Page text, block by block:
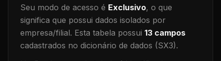
Seu modo de acesso é Exclusivo, o que
significa que possui dados isolados por
empresa/filial. Esta tabela possui 13 campos
cadastrados no dicionário de dados (SX3).